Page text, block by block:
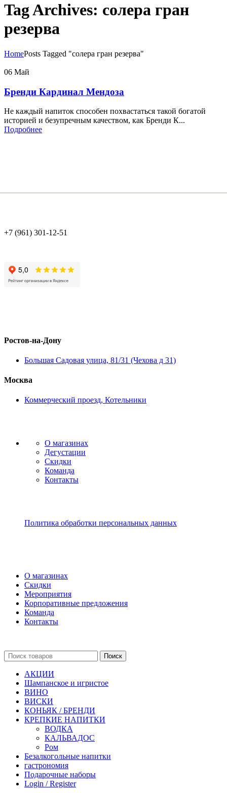
Tag Archives: солера гран
резерва
HomePosts Tagged "солера гран резерва"
06 Май
Бренди Кардинал Мендоза
Не каждый напиток способен похвастаться такой богатой
историей и безупречным качеством, как Бренди К...
Подробнее
+7 (961) 301-12-51
Ростов-на-Дону
Большая Садовая улица, 81/31 (Чехова д 31)
Москва
Коммерческий проезд, Котельники
О магазинах
Дегустации
Скидки
Команда
Контакты
Политика обработки персональных данных
О магазинах
Скидки
Мероприятия
Корпоративные предложения
Команда
Контакты
Поиск
АКЦИИ
Шампанское и игристое
ВИНО
ВИСКИ
КОНЬЯК / БРЕНДИ
КРЕПКИЕ НАПИТКИ
ВОДКА
КАЛЬВАДОС
Ром
Безалкогольные напитки
гастрономия
Подарочные наборы
Login / Register